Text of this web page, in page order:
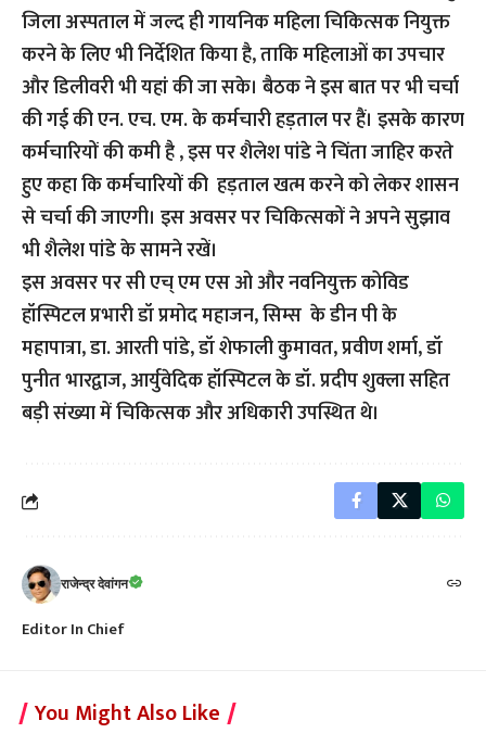
जिला अस्पताल में जल्द ही गायनिक महिला चिकित्सक नियुक्त
करने के लिए भी निर्देशित किया है, ताकि महिलाओं का उपचार
और डिलीवरी भी यहां की जा सके। बैठक ने इस बात पर भी चर्चा
की गई की एन. एच. एम. के कर्मचारी हड़ताल पर हैं। इसके कारण
कर्मचारियों की कमी है , इस पर शैलेश पांडे ने चिंता जाहिर करते
हुए कहा कि कर्मचारियों की हड़ताल खत्म करने को लेकर शासन
से चर्चा की जाएगी। इस अवसर पर चिकित्सकों ने अपने सुझाव
भी शैलेश पांडे के सामने रखें।
इस अवसर पर सी एच् एम एस ओ और नवनियुक्त कोविड
हॉस्पिटल प्रभारी डॉ प्रमोद महाजन, सिम्स के डीन पी के
महापात्रा, डा. आरती पांडे, डॉ शेफाली कुमावत, प्रवीण शर्मा, डॉ
पुनीत भारद्वाज, आर्युवेदिक हॉस्पिटल के डॉ. प्रदीप शुक्ला सहित
बड़ी संख्या में चिकित्सक और अधिकारी उपस्थित थे।
राजेन्द्र देवांगन
Editor In Chief
You Might Also Like